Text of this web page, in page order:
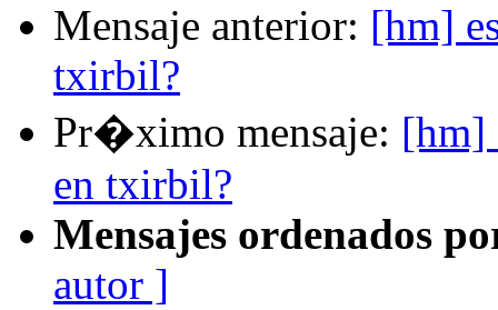
Mensaje anterior: [hm]
txirbil?
Pr�ximo mensaje: [hm]
en txirbil?
Mensajes ordenados
autor ]